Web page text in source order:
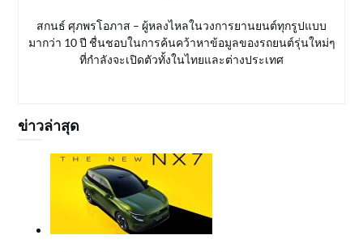
สกนธ์ ศุภพรโอภาส – ผู้หลงไหลในวงการยานยนต์ทุกรูปแบบ
มากว่า 10 ปี ชื่นชอบในการค้นคว้าหาข้อมูลของรถยนต์รุ่นใหม่ๆ
ที่กำลังจะเปิดตัวทั้งในไทยและต่างประเทศ
ข่าวล่าสุด